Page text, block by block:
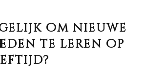
om nieuwe
te leren op